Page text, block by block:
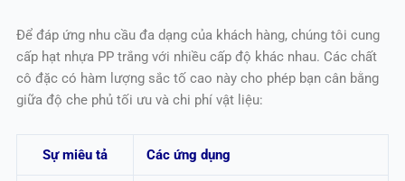
Để đáp ứng nhu cầu đa dạng của khách hàng, chúng tôi cung
cấp hạt nhựa PP trắng với nhiều cấp độ khác nhau. Các chất
cô đặc có hàm lượng sắc tố cao này cho phép bạn cân bằng
giữa độ che phủ tối ưu và chi phí vật liệu:
Sự miêu tả Các ứng dụng